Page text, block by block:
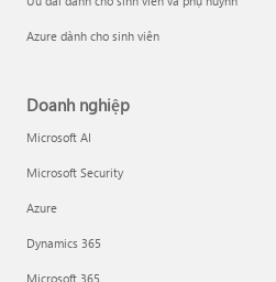
Azure dành cho sinh viên
Doanh nghiệp
Microsoft AI
Microsoft Security
Azure
Dynamics 365
Microsoft 365